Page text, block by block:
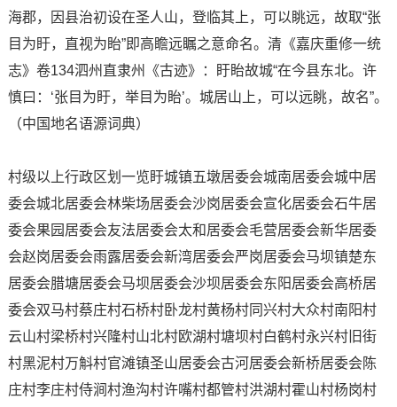
海郡，因县治初设在圣人山，登临其上，可以眺远，故取“张
目为盱，直视为眙”即高瞻远瞩之意命名。清《嘉庆重修一统
志》卷134泗州直隶州《古迹》：盱眙故城“在今县东北。许
慎曰：‘张目为盱，举目为眙’。城居山上，可以远眺，故名”。
（中国地名语源词典）
村级以上行政区划一览盱城镇五墩居委会城南居委会城中居
委会城北居委会林柴场居委会沙岗居委会宣化居委会石牛居
委会果园居委会友法居委会太和居委会毛营居委会新华居委
会赵岗居委会雨露居委会新湾居委会严岗居委会马坝镇楚东
居委会腊塘居委会马坝居委会沙坝居委会东阳居委会高桥居
委会双马村蔡庄村石桥村卧龙村黄杨村同兴村大众村南阳村
云山村梁桥村兴隆村山北村欧湖村塘坝村白鹤村永兴村旧街
村黑泥村万斛村官滩镇圣山居委会古河居委会新桥居委会陈
庄村李庄村侍涧村渔沟村许嘴村都管村洪湖村霍山村杨岗村